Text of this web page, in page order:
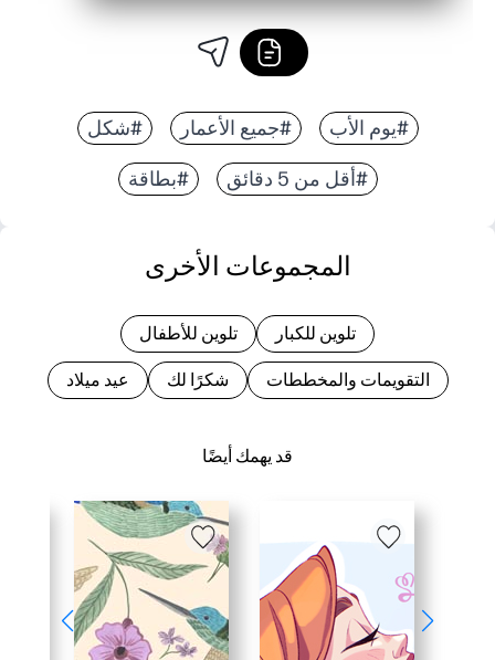
#يوم الأب #جميع الأعمار #شكل
#أقل من 5 دقائق #بطاقة
قد يهمك أيضًا
المجموعات الأخرى
تلوين للكبار تلوين للأطفال
التقويمات والمخططات شكرًا لك عيد ميلاد